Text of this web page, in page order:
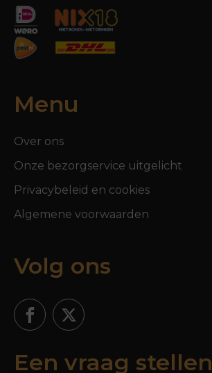
Menu
Over ons
Onze bezorgservice uitgelicht
Privacybeleid en cookies
Algemene voorwaarden
Volg ons
Een vraag stellen